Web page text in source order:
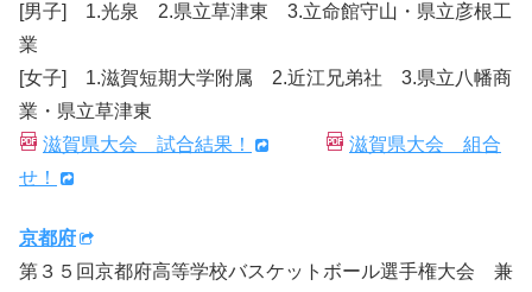
[男子] 1.光泉 2.県立草津東 3.立命館守山・県立彦根工
業
[女子] 1.滋賀短期大学附属 2.近江兄弟社 3.県立八幡商
業・県立草津東
滋賀県大会 試合結果！
滋賀県大会 組合
せ！
京都府
第３５回京都府高等学校バスケットボール選手権大会 兼